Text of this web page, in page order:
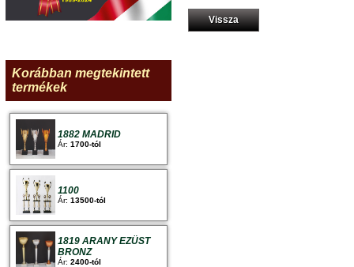
Korábban megtekintett
termékek
1882 MADRID
Ár: 1700-tól
1100
Ár: 13500-tól
1819 ARANY EZÜST
BRONZ
Ár: 2400-tól
Vissza